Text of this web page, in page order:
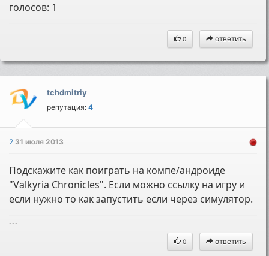
голосов: 1
0 ответить
tchdmitriy
репутация:4
2 31 июля 2013
Подскажите как поиграть на компе/андроиде
"Valkyria Chronicles". Если можно ссылку на игру и
если нужно то как запустить если через симулятор.
---
0 ответить